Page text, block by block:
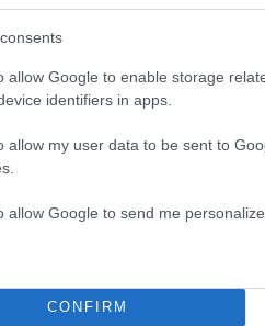
allow Google to enable storage
identifiers in apps.
allow my user data to be sent to
allow Google to send me
CONFIRM